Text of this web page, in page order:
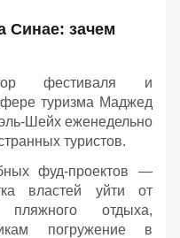
Синае: зачем
фестиваля и
туризма Маджед
Шейх еженедельно
туристов.
фуд-проектов —
властей уйти от
пляжного отдыха,
погружение в